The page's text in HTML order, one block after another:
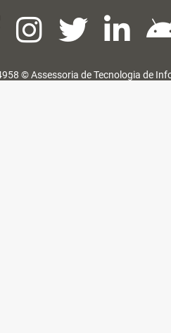
©Assessoria de Tecnologia de